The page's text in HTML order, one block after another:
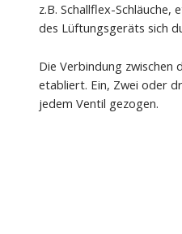
z.B. Schallflex-
des Lüftungsgeräts sich
Die Verbindung zwischen
etabliert. Ein, Zwei oder
jedem Ventil gezogen.